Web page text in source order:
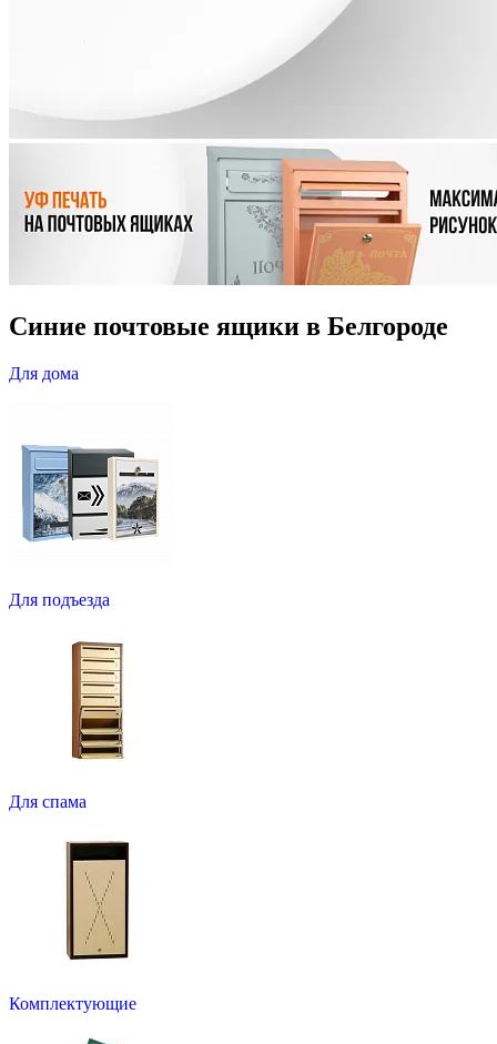
Синие почтовые ящики в Белгороде
Для дома
Для подъезда
Для спама
Комплектующие